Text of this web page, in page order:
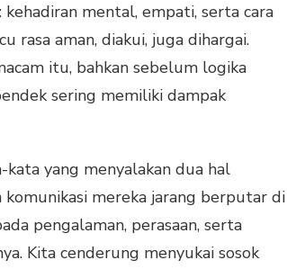
mental, empati, serta cara
rasa aman, diakui, juga dihargai.
itu, bahkan sebelum logika
sering memiliki dampak
yang menyalakan dua hal
mereka jarang berputar di
pengalaman, perasaan, serta
Kita cenderung menyukai sosok